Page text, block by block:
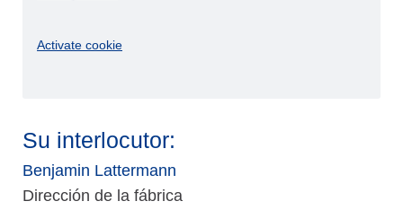
Activate cookie
Su interlocutor:
Benjamin Lattermann
Dirección de la fábrica